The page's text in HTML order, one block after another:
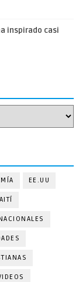
inspirado casi
EE.UU